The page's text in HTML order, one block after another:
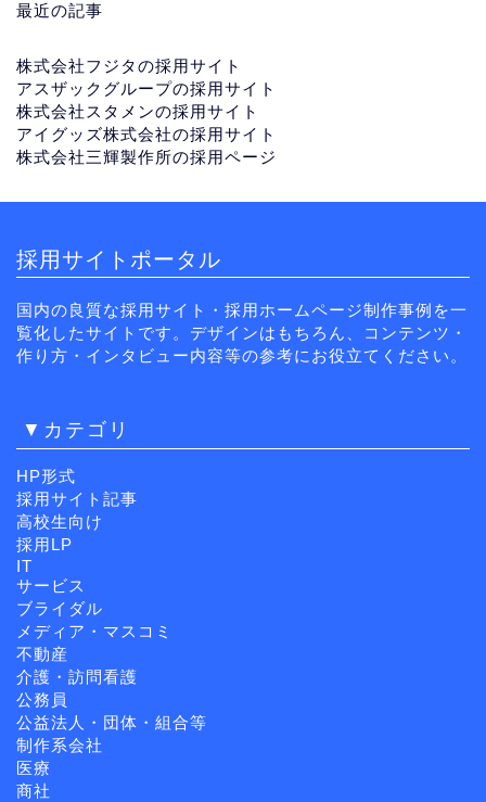
最近の記事
株式会社フジタの採用サイト
アスザックグループの採用サイト
株式会社スタメンの採用サイト
アイグッズ株式会社の採用サイト
株式会社三輝製作所の採用ページ
採用サイトポータル
国内の良質な採用サイト・採用ホームページ制作事例を一
覧化したサイトです。デザインはもちろん、コンテンツ・
作り方・インタビュー内容等の参考にお役立てください。
▼カテゴリ
HP形式
採用サイト記事
高校生向け
採用LP
IT
サービス
ブライダル
メディア・マスコミ
不動産
介護・訪問看護
公務員
公益法人・団体・組合等
制作系会社
医療
商社